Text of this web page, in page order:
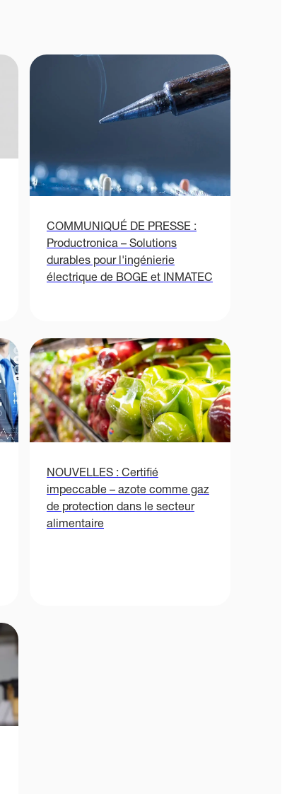
COMMUNIQUÉ DE PRESSE :
Productronica – Solutions
durables pour l'ingénierie
électrique de BOGE et INMATEC
NOUVELLES : Certifié
impeccable – azote comme gaz
de protection dans le secteur
alimentaire